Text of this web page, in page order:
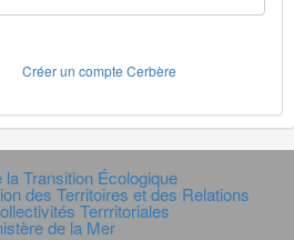
Créer un compte Cerbère
la Transition Écologique
des Territoires et des Relations
Terrritoriales
de la Mer